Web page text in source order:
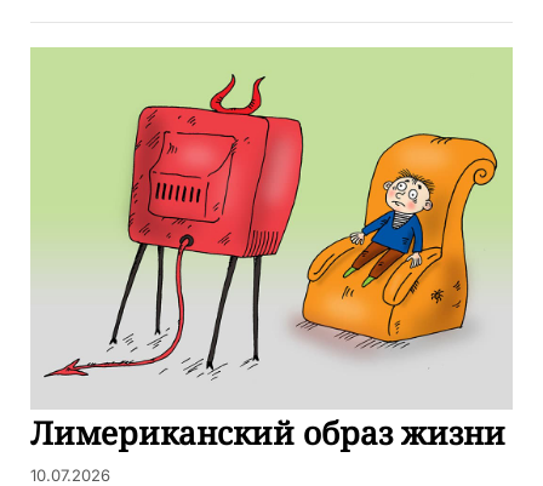
Лимериканский образ жизни
10.07.2026